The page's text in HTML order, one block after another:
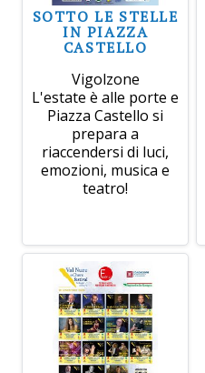
SOTTO LE STELLE
IN PIAZZA
CASTELLO
Vigolzone
L'estate è alle porte e
Piazza Castello si
prepara a
riaccendersi di luci,
emozioni, musica e
teatro!